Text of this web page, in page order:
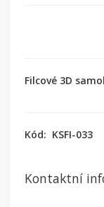
Filcové 3D
Kód: KSFI-033
Kontaktní